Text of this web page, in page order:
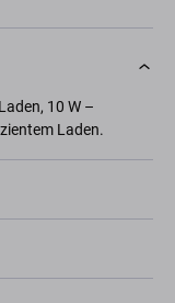
10 W –
Laden.